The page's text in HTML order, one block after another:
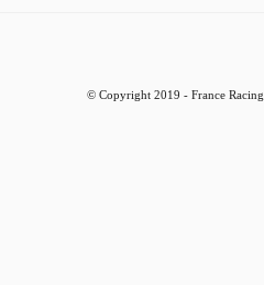
© Copyright 2019 - France Racing